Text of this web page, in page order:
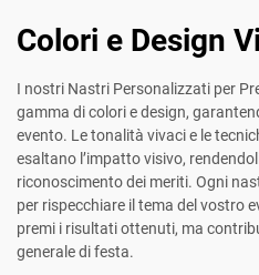
Colori e Design
I nostri Nastri Personalizzati per
gamma di colori e design,
evento. Le tonalità vivaci e le
esaltano l’impatto visivo,
riconoscimento dei meriti. Ogni
per rispecchiare il tema del vostro
premi i risultati ottenuti, ma
generale di festa.